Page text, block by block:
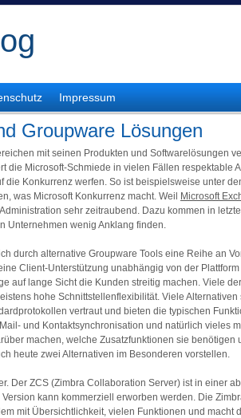
Impressum
Groupware Lösungen
mit seinen Produkten und Softwarelösungen
die Microsoft-Schmiede in vielen Fällen respektable
die Konkurrenz werfen. So ist beispielsweise unter
was Microsoft Konkurrenz macht. Weil
Microsoft
sehr zeitraubend. Dazu kommen in
Unternehmen wenig Anklang finden.
durch alternative Groupware Tools eine Reihe an
Client-Unterstützung unabhängig von der
auf lange Sicht die Kunden streitig machen. Viele
hohe Schnittstellenflexibilität. Viele Alternativen
vertraut und bieten die typischen
und Kontaktsynchronisation und natürlich vieles
machen, welche Zusatzfunktionen sie benötigen
heute zwei Alternativen im Besonderen vorstellen.
Der ZCS (Zimbra Collaboration Server) ist in einer
kann kommerziell erworben werden. Die
mit Übersichtlichkeit, vielen Funktionen und macht